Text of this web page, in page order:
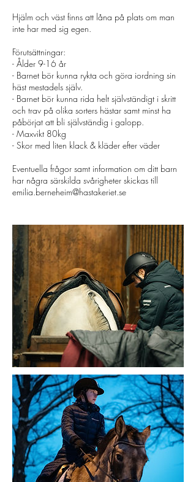
Hjälm och väst finns att låna på plats om man
inte har med sig egen.
Förutsättningar:
- Ålder 9-16 år
- Barnet bör kunna rykta och göra iordning sin
häst mestadels själv.
- Barnet bör kunna rida helt självständigt i skritt
och trav på olika sorters hästar samt minst ha
påbörjat att bli självständig i galopp.
- Maxvikt 80kg
- Skor med liten klack & kläder efter väder
Eventuella frågor samt information om ditt barn
har några särskilda svårigheter skickas till
emilia.berneheim@hastakeriet.se